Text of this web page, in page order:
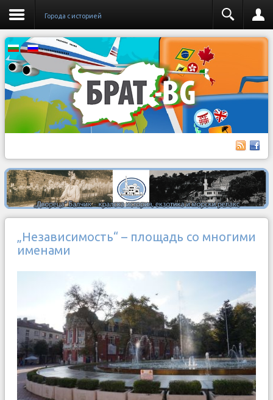
Города с историей
„Независимость“ – площадь со многими
именами